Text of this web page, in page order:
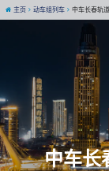
中车长
主页 动车组列车 中车长春轨